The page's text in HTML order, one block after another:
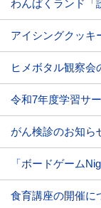
アイシングクッキ
ヒメボタル観察会
令和7年度学習サ
がん検診のお知ら
「ボードゲーム
食育講座の開催に